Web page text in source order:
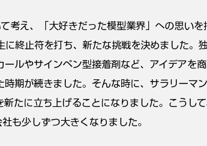
考え、「大好きだった模型業界」への思いを
終止符を打ち、新たな挑戦を決めました。
ルやサインペン型接着剤など、アイデアを
期が続きました。そんな時に、サラリーマ
たに立ち上げることになりました。こうし
も少しずつ大きくなりました。